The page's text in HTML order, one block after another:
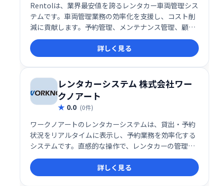
Rentolは、業界最安値を誇るレンタカー車両管理シス
テムです。車両管理業務の効率化を支援し、コスト削
減に貢献します。予約管理、メンテナンス管理、顧客
管理など、レンタカー事業に必要な機能を網羅。シン
プルで使いやすいインターフェースで、業務の負担を
軽減します。
詳しく見る
レンタカーシステム 株式会社ワー
クノアート
0.0 (0件)
ワークノアートのレンタカーシステムは、貸出・予約
状況をリアルタイムに表示し、予約業務を効率化する
システムです。直感的な操作で、レンタカーの管理と
予約受付をスムーズに行えます。業務の効率化と顧客
満足度の向上を実現します。
詳しく見る